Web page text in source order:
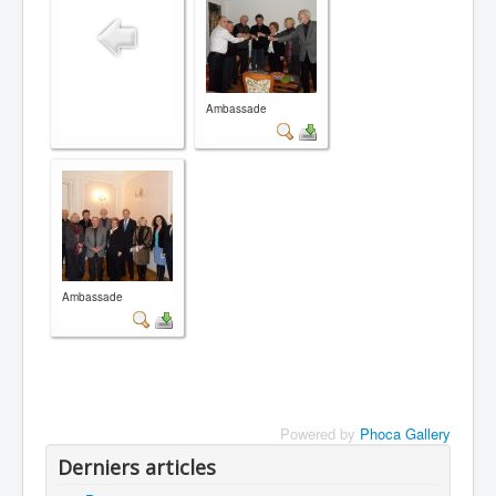
Photos
Documents
Livres & vidéos
Articles de presseAmbassade
Ambassade
Powered by Phoca Gallery
Derniers articles